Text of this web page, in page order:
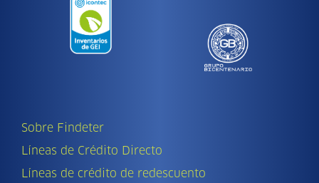
Sobre Findeter
Líneas de Crédito Directo
Líneas de crédito de redescuento